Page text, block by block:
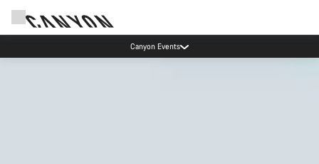
Hohe Nachfrage in den Werkstätten: In unseren Standorten in München und
Koblenz gibt es derzeit längere Wartezeiten als üblich.